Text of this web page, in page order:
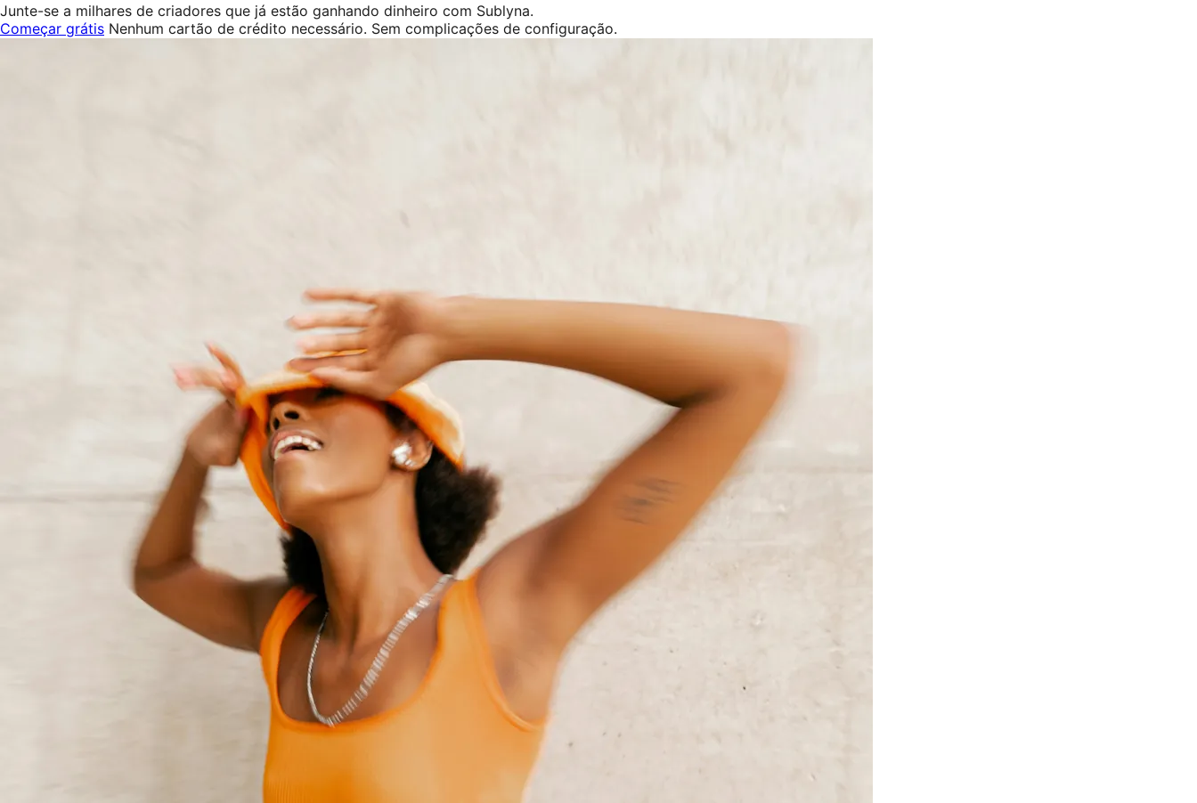
Junte-se a milhares de criadores que já estão ganhando dinheiro com Sublyna.
Começar grátis Nenhum cartão de crédito necessário. Sem complicações de configuração.